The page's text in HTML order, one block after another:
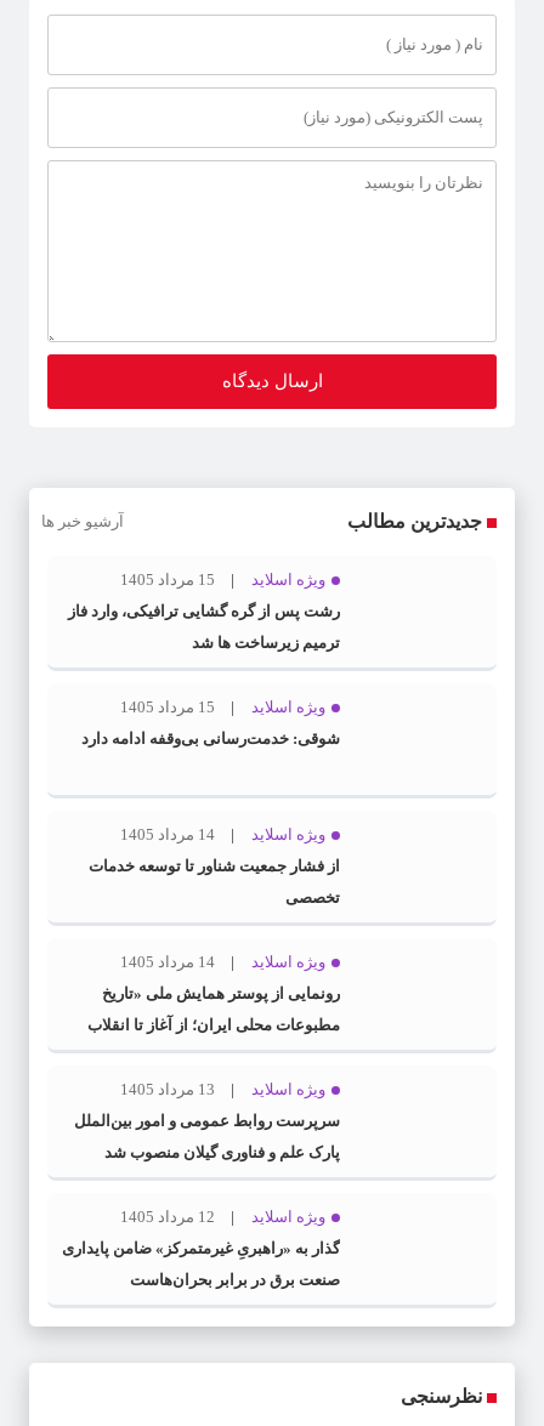
جدیدترین مطالب آرشیو خبر ها
ویژه اسلاید
15 مرداد 1405
رشت پس از گره گشایی ترافیکی، وارد فاز
ترمیم زیرساخت ها شد
ویژه اسلاید
15 مرداد 1405
شوقی: خدمت‌رسانی بی‌وقفه ادامه دارد
ویژه اسلاید
14 مرداد 1405
از فشار جمعیت شناور تا توسعه خدمات
تخصصی
ویژه اسلاید
14 مرداد 1405
رونمایی از پوستر همایش ملی «تاریخ
مطبوعات محلی ایران؛ از آغاز تا انقلاب
اسلامی» در گیلان
ویژه اسلاید
13 مرداد 1405
سرپرست روابط عمومی و امور بین‌الملل
پارک علم و فناوری گیلان منصوب شد
ویژه اسلاید
12 مرداد 1405
گذار به «راهبریِ غیرمتمرکز» ضامن پایداری
صنعت برق در برابر بحران‌هاست
نظرسنجی